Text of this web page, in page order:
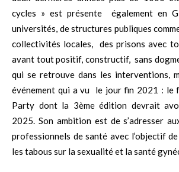
cycles » est présente également en
universités, de structures publiques
collectivités locales, des prisons avec
avant tout positif, constructif, sans
qui se retrouve dans les interventions,
événement qui a vu le jour fin 2021 : le
Party dont la 3ème édition devrait
2025. Son ambition est de s’adresser
professionnels de santé avec l’objectif
les tabous sur la sexualité et la santé